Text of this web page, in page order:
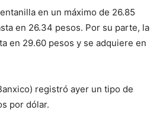
en un máximo de 26.85
en 26.34 pesos. Por su parte, la
en 29.60 pesos y se adquiere en
registró ayer un tipo de
por dólar.